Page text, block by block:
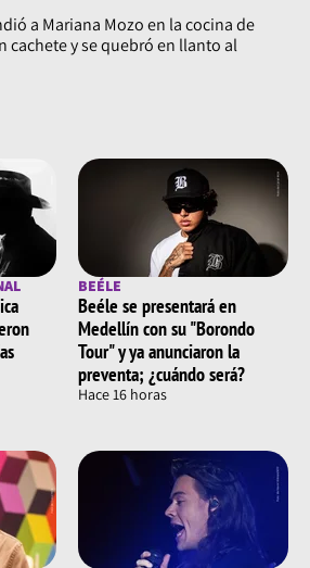
a Mariana Mozo en la cocina de
cachete y se quebró en llanto al
BEÉLE
Beéle se presentará en
Medellín con su "Borondo
Tour" y ya anunciaron la
preventa; ¿cuándo será?
Hace 16 horas